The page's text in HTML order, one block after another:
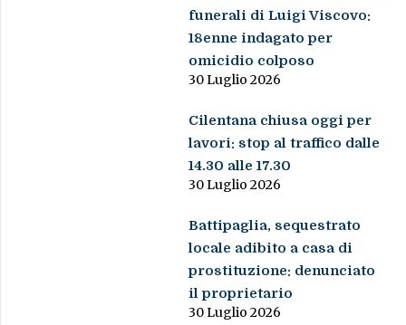
funerali di Luigi Viscovo:
18enne indagato per
omicidio colposo
30 Luglio 2026
Cilentana chiusa oggi per
lavori: stop al traffico dalle
14.30 alle 17.30
30 Luglio 2026
Battipaglia, sequestrato
locale adibito a casa di
prostituzione: denunciato
il proprietario
30 Luglio 2026